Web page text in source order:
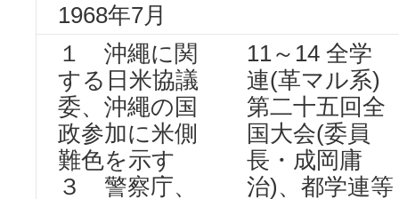
1968年7月
１ 沖繩に関
する日米協議
委、沖繩の国
政参加に米側
難色を示す
３ 警察庁、
11～14 全学
連(革マル系)
第二十五回全
国大会(委員
長・成岡庸
治)、都学連等